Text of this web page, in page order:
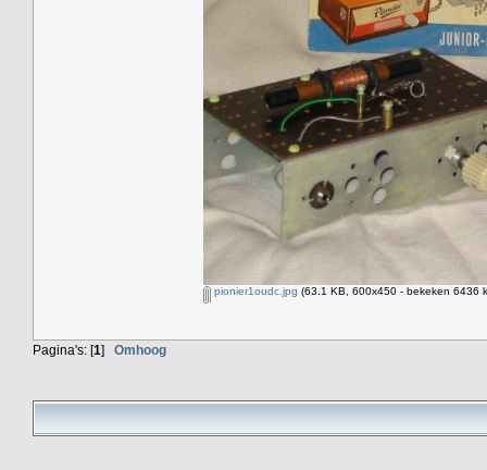
pionier1oudc.jpg (63.1 KB, 600x450 - bekeken 6436
Pagina's: [1] Omhoog